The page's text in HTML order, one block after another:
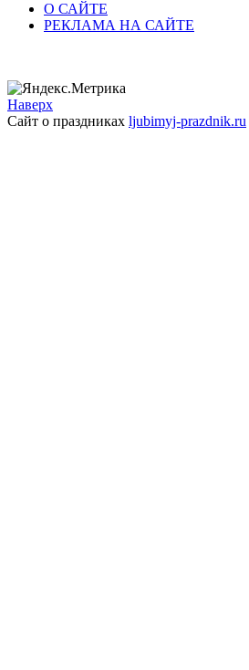
О САЙТЕ
РЕКЛАМА НА САЙТЕ
Наверх
Сайт о праздниках ljubimyj-prazdnik.ru